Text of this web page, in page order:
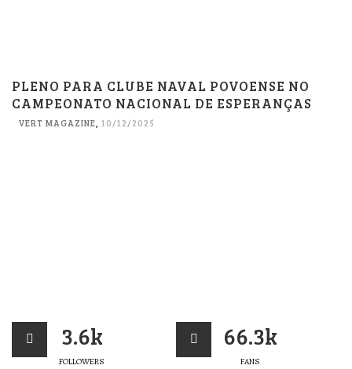
PLENO PARA CLUBE NAVAL POVOENSE NO
CAMPEONATO NACIONAL DE ESPERANÇAS
VERT MAGAZINE, 10/12/2025
3.6k
FOLLOWERS
66.3k
FANS